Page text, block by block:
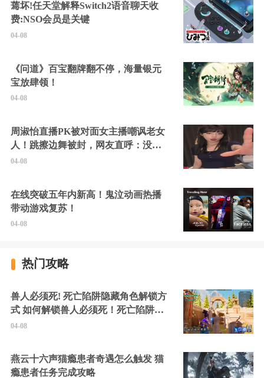
蔫坏!任天堂解释Switch2语音聊天收
费:NSO会员是关键
04-08
《问道》百宝翻牌翻不停，海量银元
宝放肆领！
04-08
周淑怡直播PK被对面女主播嘲讽老女
人！跳擦边舞被封，网友直呼：没边
硬擦封的好！
04-08
在线突破五年内新高！鬼泣动画热播
带动游戏复苏！
04-08
热门攻略
兽人必须死! 死亡陷阱隐藏角色解锁方
式 如何解锁兽人必须死！死亡陷阱中
的隐藏角色
04-08
燕云十六声猫瘾患者奇遇怎么触发 猫
瘾患者任务完成攻略